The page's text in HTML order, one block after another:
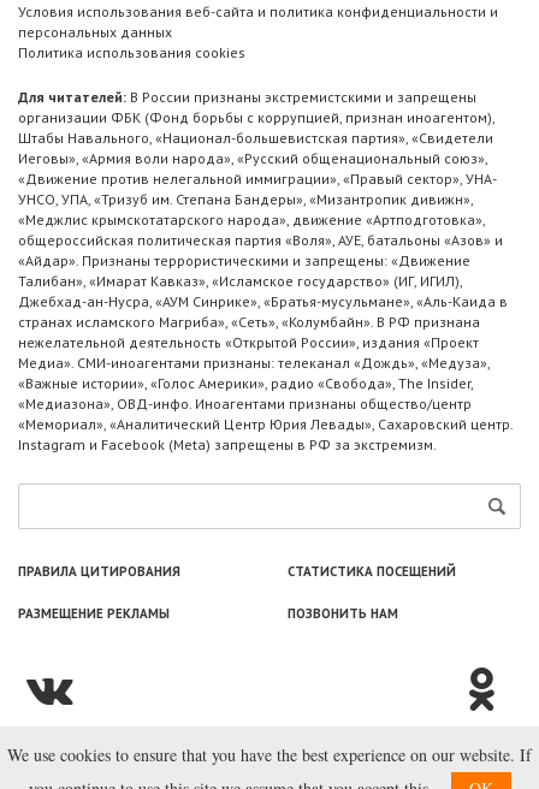
Условия использования веб-сайта и политика конфиденциальности и
персональных данных
Политика использования cookies
Для читателей: В России признаны экстремистскими и запрещены
организации ФБК (Фонд борьбы с коррупцией, признан иноагентом),
Штабы Навального, «Национал-большевистская партия», «Свидетели
Иеговы», «Армия воли народа», «Русский общенациональный союз»,
«Движение против нелегальной иммиграции», «Правый сектор», УНА-
УНСО, УПА, «Тризуб им. Степана Бандеры», «Мизантропик дивижн»,
«Меджлис крымскотатарского народа», движение «Артподготовка»,
общероссийская политическая партия «Воля», АУЕ, батальоны «Азов» и
«Айдар». Признаны террористическими и запрещены: «Движение
Талибан», «Имарат Кавказ», «Исламское государство» (ИГ, ИГИЛ),
Джебхад-ан-Нусра, «АУМ Синрике», «Братья-мусульмане», «Аль-Каида в
странах исламского Магриба», «Сеть», «Колумбайн». В РФ признана
нежелательной деятельность «Открытой России», издания «Проект
Медиа». СМИ-иноагентами признаны: телеканал «Дождь», «Медуза»,
«Важные истории», «Голос Америки», радио «Свобода», The Insider,
«Медиазона», ОВД-инфо. Иноагентами признаны общество/центр
«Мемориал», «Аналитический Центр Юрия Левады», Сахаровский центр.
Instagram и Facebook (Metа) запрещены в РФ за экстремизм.
ПРАВИЛА ЦИТИРОВАНИЯ СТАТИСТИКА ПОСЕЩЕНИЙ
РАЗМЕЩЕНИЕ РЕКЛАМЫ ПОЗВОНИТЬ НАМ
© ООО «Лаборатория Новоcтей», 2003—2026.
We use cookies to ensure that you have the best experience on our website. If